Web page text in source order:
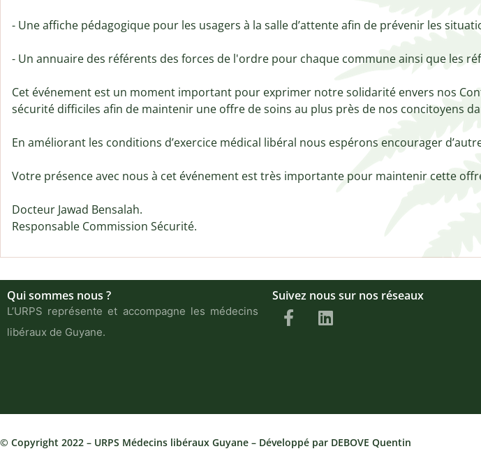
- Une affiche pédagogique pour les usagers à la salle d’attente afin de prévenir les
- Un annuaire des référents des forces de l'ordre pour chaque commune ainsi que les
Cet événement est un moment important pour exprimer notre solidarité envers nos
sécurité difficiles afin de maintenir une offre de soins au plus près de nos concitoyens
En améliorant les conditions d’exercice médical libéral nous espérons encourager
Votre présence avec nous à cet événement est très importante pour maintenir cette
Docteur Jawad Bensalah.
Responsable Commission Sécurité.
Qui sommes nous ?
L’URPS représente et accompagne les médecins
libéraux de Guyane.
Suivez nous sur nos réseaux
© Copyright 2022 – URPS Médecins libéraux Guyane – Développé par DEBOVE Quentin